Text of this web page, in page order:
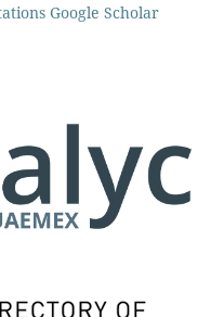
Google Scholar